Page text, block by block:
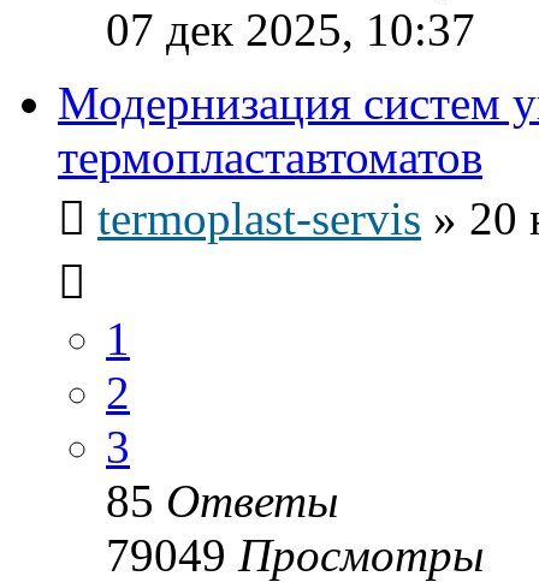
07 дек 2025, 10:37
Модернизация систем
термопластавтоматов
termoplast-servis » 20
1
2
3
85 Ответы
79049 Просмотры